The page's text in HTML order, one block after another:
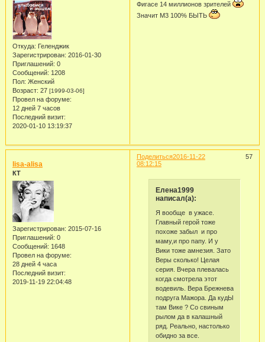
Откуда: Геленджик
Зарегистрирован: 2016-01-30
Приглашений: 0
Сообщений: 1208
Пол: Женский
Возраст: 27 [1999-03-06]
Провел на форуме:
12 дней 7 часов
Последний визит:
2020-01-10 13:19:37
Фигасе 14 миллионов зрителей
Значит М3 100% БЫТЬ
Поделиться 57
2016-11-22
08:12:15
lisa-alisa
КТ
Зарегистрирован: 2015-07-16
Приглашений: 0
Сообщений: 1648
Провел на форуме:
28 дней 4 часа
Последний визит:
2019-11-19 22:04:48
Елена1999
написал(а):
Я вообще в ужасе.
Главный герой тоже
похоже забыл и про
маму,и про папу. И у
Вики тоже амнезия. Зато
Веры сколько! Целая
серия. Вчера плевалась
когда смотрела этот
водевиль. Вера Брежнева
подруга Мажора. Да кудЫ
там Вике ? Со свиным
рылом да в калашный
ряд. Реально, настолько
обидно за все.